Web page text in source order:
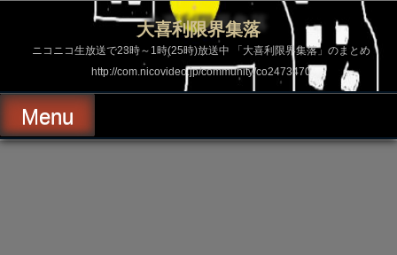
ス
ッ
プ
大喜利限界集落
ニコニコ生放送で23時～1時(25時)放送中 「大喜利限界集落」のまとめ
http://com.nicovideo.jp/community/co2473470
Menu